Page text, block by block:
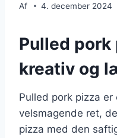
Af 4. december 2024
Pulled pork
kreativ og
Pulled pork pizza
velsmagende ret,
pizza med den